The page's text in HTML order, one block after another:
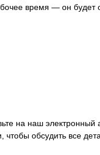
время — он будет
на наш электронный
обсудить все